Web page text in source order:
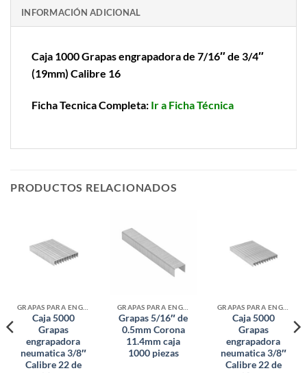
INFORMACIÓN ADICIONAL
Caja 1000 Grapas engrapadora de 7/16″ de 3/4″
(19mm) Calibre 16
Ficha Tecnica Completa: Ir a Ficha Técnica
PRODUCTOS RELACIONADOS
Caja 5000
Grapas
engrapadora
neumatica 3/8″
Calibre 22 de
Grapas 5/16″ de
0.5mm Corona
11.4mm caja
1000 piezas
Caja 5000
Grapas
engrapadora
neumatica 3/8″
Calibre 22 de